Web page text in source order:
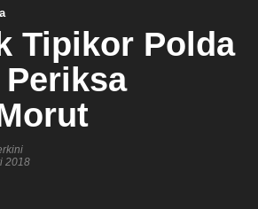
Tipikor Polda
2018